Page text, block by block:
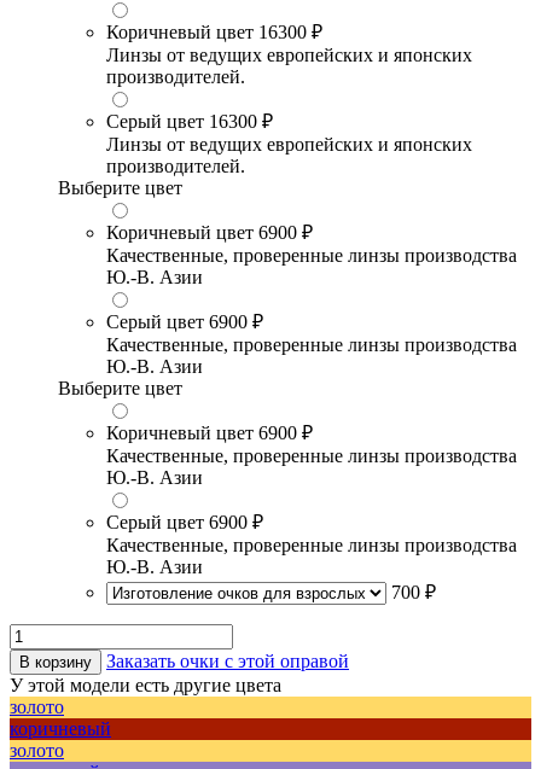
Коричневый цвет 16300 ₽
Линзы от ведущих европейских и японских
производителей.
Серый цвет 16300 ₽
Линзы от ведущих европейских и японских
производителей.
Выберите цвет
Коричневый цвет 6900 ₽
Качественные, проверенные линзы производства
Ю.-В. Азии
Серый цвет 6900 ₽
Качественные, проверенные линзы производства
Ю.-В. Азии
Выберите цвет
Коричневый цвет 6900 ₽
Качественные, проверенные линзы производства
Ю.-В. Азии
Серый цвет 6900 ₽
Качественные, проверенные линзы производства
Ю.-В. Азии
700 ₽
В корзину
Заказать очки с этой оправой
У этой модели есть другие цвета
золото
коричневый
золото